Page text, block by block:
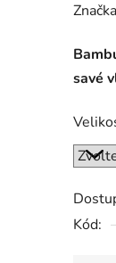
savé
Kód: